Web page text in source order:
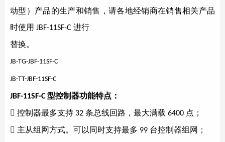
动型）产品的生产和销售，请各地经销商在销售相关产品
时使用 JBF-11SF-C 进行
替换。
JB-TG-JBF-11SF-C
JB-TT-JBF-11SF-C
JBF-11SF-C型控制器功能特点：
 控制器最多支持 32 条总线回路，最大满载 6400 点；
 主从组网方式。可以同时支持最多 99 台控制器组网；